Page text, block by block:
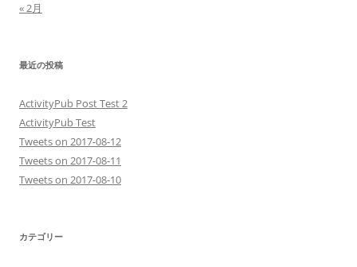
« 2月
最近の投稿
ActivityPub Post Test 2
ActivityPub Test
Tweets on 2017-08-12
Tweets on 2017-08-11
Tweets on 2017-08-10
カテゴリー